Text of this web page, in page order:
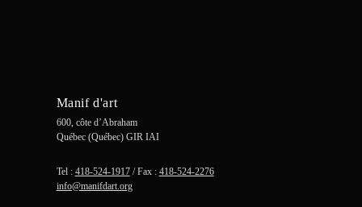
Manif d'art
600, côte d’Abraham
Québec (Québec) GIR IAI
Tel : 418-524-1917/ Fax : 418-524-2276
info@manifdart.org